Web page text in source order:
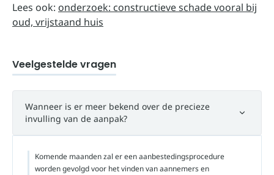
Lees ook: onderzoek: constructieve schade vooral bij
oud, vrijstaand huis
Veelgestelde vragen
Wanneer is er meer bekend over de precieze
invulling van de aanpak?
Komende maanden zal er een aanbestedingsprocedure
worden gevolgd voor het vinden van aannemers en